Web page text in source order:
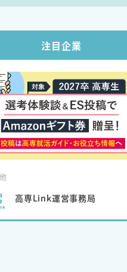
注目企業
高専Link運営事務局